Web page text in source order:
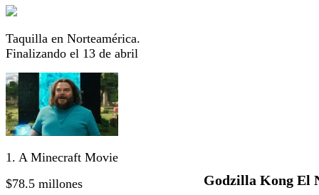
Taquilla en Norteamérica.
Finalizando el 13 de abril
1. A Minecraft Movie
$78.5 millones
Godzilla Kong El